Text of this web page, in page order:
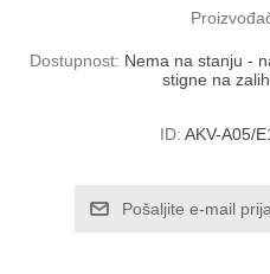
Dostupnost: Nema na stanju -
stigne na
ID: AKV-A05/